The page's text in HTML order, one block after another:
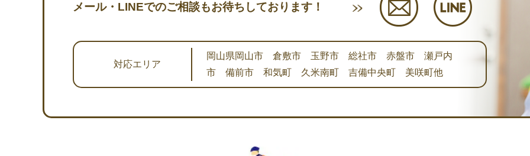
メール・LINEでのご相談もお待ちしております！
対応エリア
岡山県岡山市 倉敷市 玉野市 総社市 赤盤市 瀬戸内
市 備前市 和気町 久米南町 吉備中央町 美咲町他